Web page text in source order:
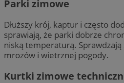
Parki zimowe
Dłuższy krój, kaptur i często
sprawiają, że parki dobrze
niską temperaturą. Sprawdzają
mrozów i wietrznej pogody.
Kurtki zimowe